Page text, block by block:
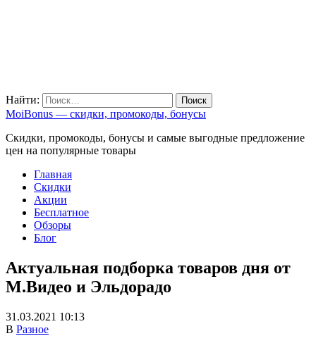
Найти:
MoiBonus — скидки, промокоды, бонусы
Скидки, промокоды, бонусы и самые выгодные предложение
цен на популярные товары
Главная
Скидки
Акции
Бесплатное
Обзоры
Блог
Актуальная подборка товаров дня от
М.Видео и Эльдорадо
31.03.2021 10:13
В Разное